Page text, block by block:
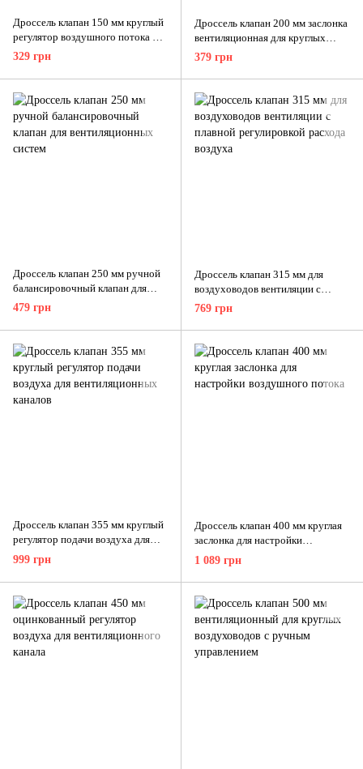
Дроссель клапан 150 мм круглый
регулятор воздушного потока для
систем вентиляции
329 грн
Дроссель клапан 200 мм заслонка
вентиляционная для круглых
каналов воздуховодов
379 грн
Дроссель клапан 250 мм ручной
балансировочный клапан для
вентиляционных систем
479 грн
Дроссель клапан 315 мм для
воздуховодов вентиляции с
плавной регулировкой расхода
воздуха
769 грн
Дроссель клапан 355 мм круглый
регулятор подачи воздуха для
вентиляционных каналов
999 грн
Дроссель клапан 400 мм круглая
заслонка для настройки
воздушного потока
1 089 грн